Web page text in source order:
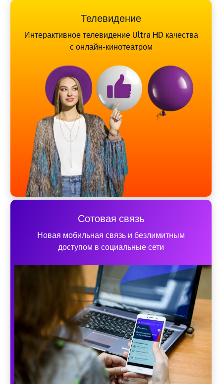
Телевидение
Интерактивное телевидение Ultra HD качества
с онлайн-кинотеатром
Сотовая связь
Новая мобильная связь и безлимитным
доступом в социальные сети